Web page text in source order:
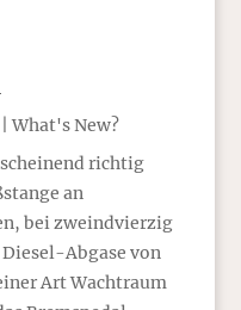
What's New?
richtig
an
bei zweindvierzig
Abgase von
Art Wachtraum